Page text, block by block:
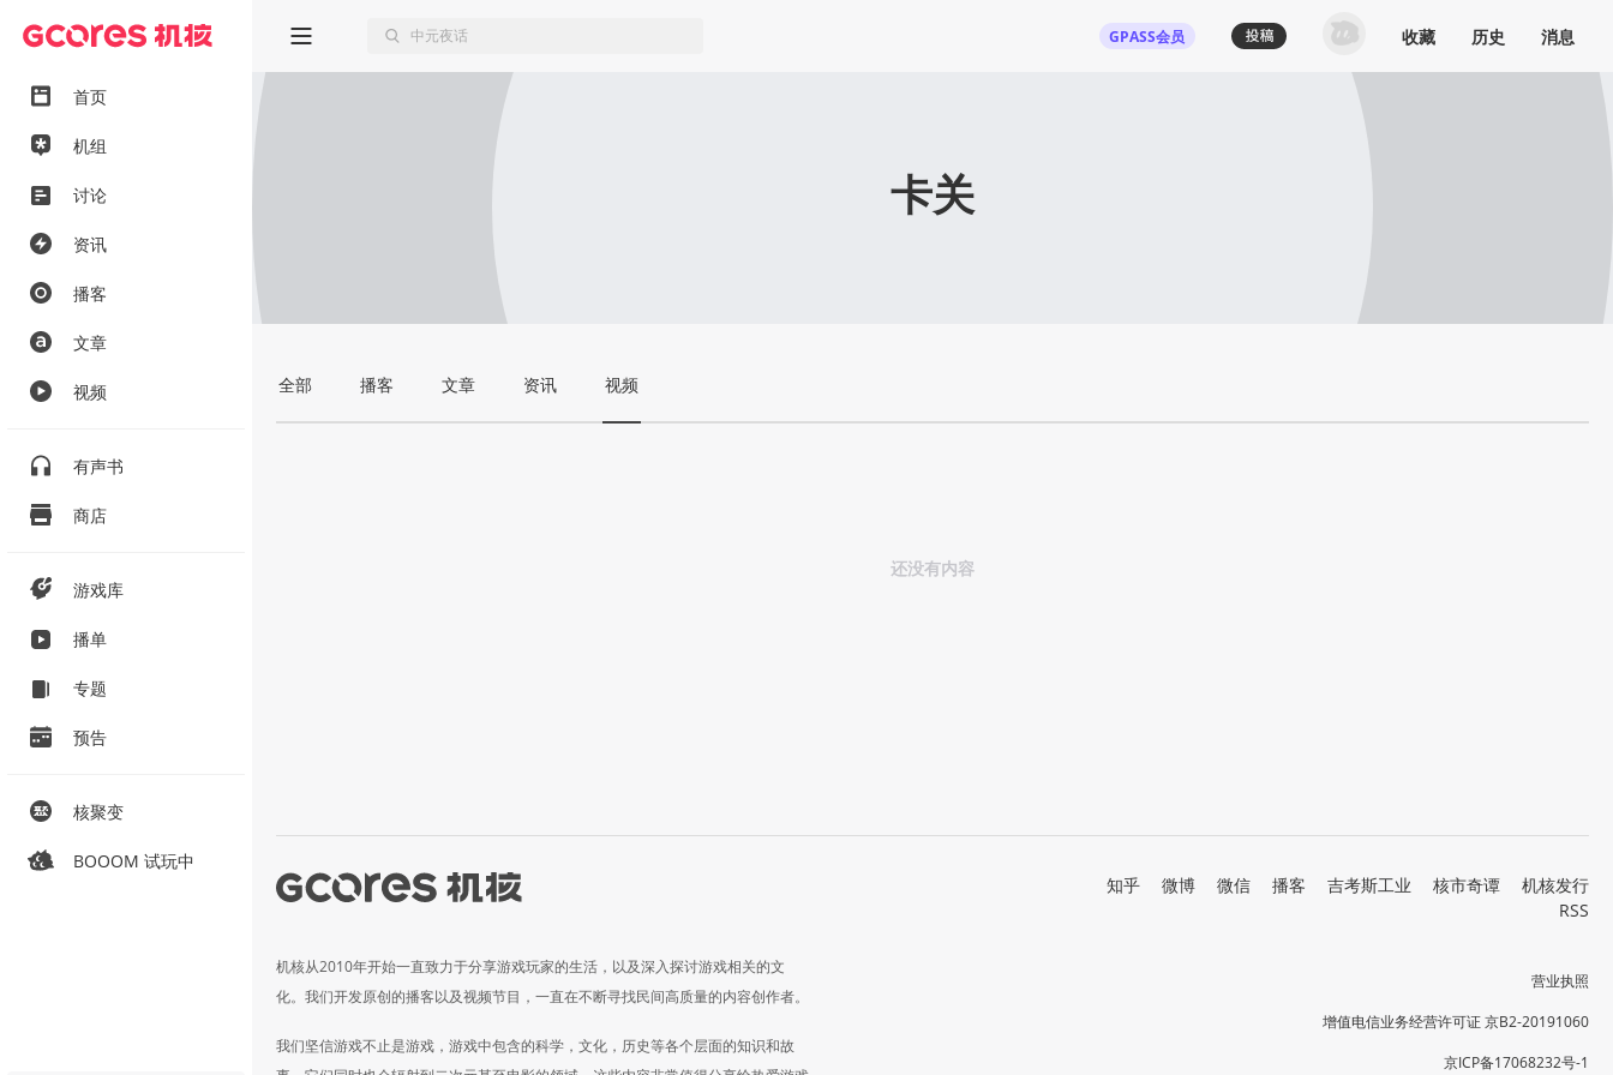
首页
机组
讨论
资讯
播客
文章
视频
有声书
商店
游戏库
播单
专题
预告
核聚变
BOOOM 试玩中
GPASS会员 收藏 历史 消息
卡关
全部 播客 文章 资讯 视频
还没有内容
机核从2010年开始一直致力于分享游戏玩家的生活，以及深入探讨游戏相关的文
化。我们开发原创的播客以及视频节目，一直在不断寻找民间高质量的内容创作者。
我们坚信游戏不止是游戏，游戏中包含的科学，文化，历史等各个层面的知识和故
知乎 微博 微信 播客 吉考斯工业 核市奇谭
机核发行
RSS
营业执照
增值电信业务经营许可证 京B2-20191060
京ICP备17068232号-1